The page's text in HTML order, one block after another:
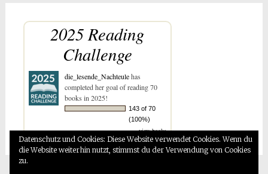
2025 Reading
Challenge
die_lesende_Nachteulehas
completed her goal of reading 70
books in 2025!
143 of 70
(100%)
view books
Datenschutz und Cookies: Diese Website verwendet Cookies. Wenn du
die Website weiterhin nutzt, stimmst du der Verwendung von Cookies
zu.